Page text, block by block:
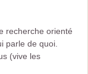
recherche orienté
parle de quoi.
(vive les